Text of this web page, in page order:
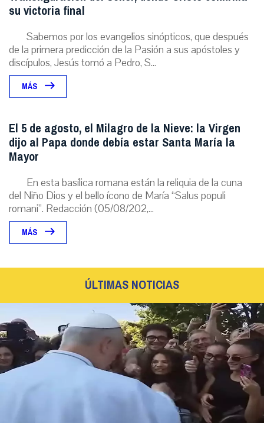
su victoria final
Sabemos por los evangelios sinópticos, que después
de la primera predicción de la Pasión a sus apóstoles y
discípulos, Jesús tomó a Pedro, S...
MÁS
El 5 de agosto, el Milagro de la Nieve: la Virgen
dijo al Papa donde debía estar Santa María la
Mayor
En esta basílica romana están la reliquia de la cuna
del Niño Dios y el bello ícono de María “Salus populi
romani”. Redacción (05/08/202,...
MÁS
ÚLTIMAS NOTICIAS